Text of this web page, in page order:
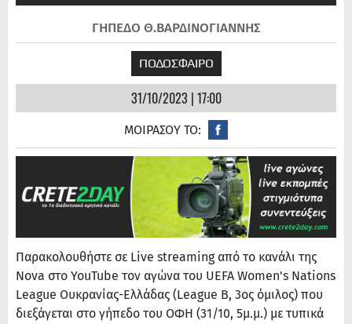
ΓΗΠΕΔΟ Θ.ΒΑΡΔΙΝΟΓΙΑΝΝΗΣ
ΠΟΔΟΣΦΑΙΡΟ
31/10/2023 | 17:00
ΜΟΙΡΑΣΟΥ ΤΟ:
Παρακολουθήστε σε Live streaming από το κανάλι της
Nova στο YouTube τον αγώνα του UEFA Women's Nations
League Ουκρανίας-Ελλάδας (League B, 3ος όμιλος) που
διεξάγεται στο γήπεδο του ΟΦΗ (31/10, 5μ.μ.) με τυπικά